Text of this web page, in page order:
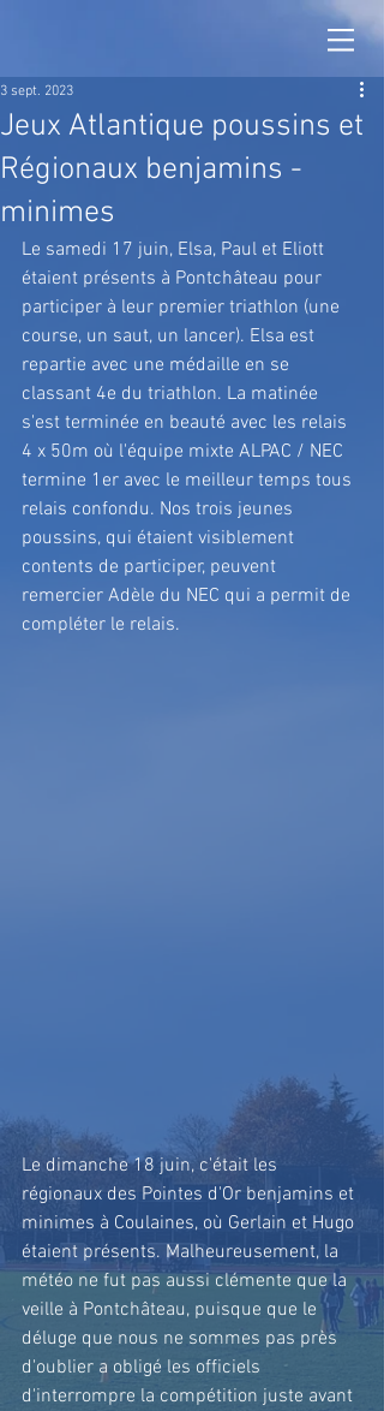
Jeux Atlantique poussins et
Régionaux benjamins -
minimes
3 sept. 2023
Le samedi 17 juin, Elsa, Paul et Eliott
étaient présents à Pontchâteau pour
participer à leur premier triathlon (une
course, un saut, un lancer). Elsa est
repartie avec une médaille en se
classant 4e du triathlon. La matinée
s'est terminée en beauté avec les relais
4 x 50m où l'équipe mixte ALPAC / NEC
termine 1er avec le meilleur temps tous
relais confondu. Nos trois jeunes
poussins, qui étaient visiblement
contents de participer, peuvent
remercier Adèle du NEC qui a permit de
compléter le relais.
Le dimanche 18 juin, c'était les
régionaux des Pointes d'Or benjamins et
minimes à Coulaines, où Gerlain et Hugo
étaient présents. Malheureusement, la
météo ne fut pas aussi clémente que la
veille à Pontchâteau, puisque que le
déluge que nous ne sommes pas près
d'oublier a obligé les officiels
d'interrompre la compétition juste avant